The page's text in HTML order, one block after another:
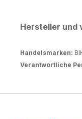
Hersteller und
Handelsmarken:
Verantwortliche